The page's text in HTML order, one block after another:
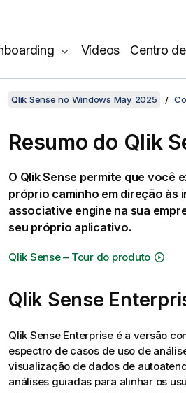
Vídeos Centro
Qlik Sense no Windows May 2025
Resumo do Qlik
O Qlik Sense permite que você
próprio caminho em direção às
associative enginena sua
seu próprio aplicativo.
Qlik Sense– Tour do produto
Qlik Sense
Qlik Sense Enterpriseé a versão
espectro de casos de uso de
visualização de dados de
análises guiadas para alinhar os